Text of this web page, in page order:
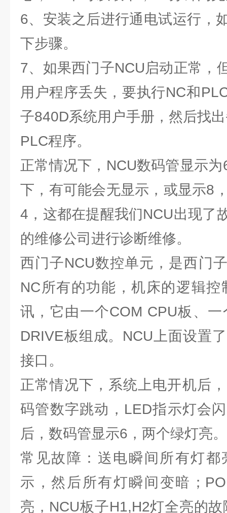
6、安装之后进行通电试运行，
下步骤。
7、如果西门子NCU启动正常，
用户程序丢失，要执行NC和
子840D系统用户手册，然后找
PLC程序。
正常情况下，NCU数码管显示
下，有可能会无显示，或显示8
4，这都在提醒我们NCU出现了
的维修公司进行诊断维修。
西门子NCU数控单元，是西门
NC所有的功能，机床的逻辑控
讯，它由一个COM CPU板、
DRIVE板组成。NCU上面设置
接口。
正常情况下，系统上电开机后
码管数字跳动，LED指示灯会
后，数码管显示6，两个绿灯亮。
常见故障：送电瞬间所有灯
示，然后所有灯瞬间变暗；
亮，NCU板子H1,H2灯全亮的